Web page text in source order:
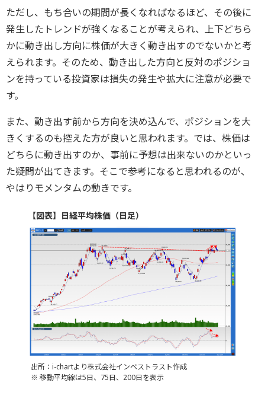
ただし、もち合いの期間が長くなればなるほど、その後に
発生したトレンドが強くなることが考えられ、上下どちら
かに動き出し方向に株価が大きく動き出すのでないかと考
えられます。そのため、動き出した方向と反対のポジショ
ンを持っている投資家は損失の発生や拡大に注意が必要で
す。
また、動き出す前から方向を決め込んで、ポジションを大
きくするのも控えた方が良いと思われます。では、株価は
どちらに動き出すのか、事前に予想は出来ないのかといっ
た疑問が出てきます。そこで参考になると思われるのが、
やはりモメンタムの動きです。
【図表】日経平均株価（日足）
出所：i-chartより株式会社インベストラスト作成
※ 移動平均線は5日、75日、200日を表示